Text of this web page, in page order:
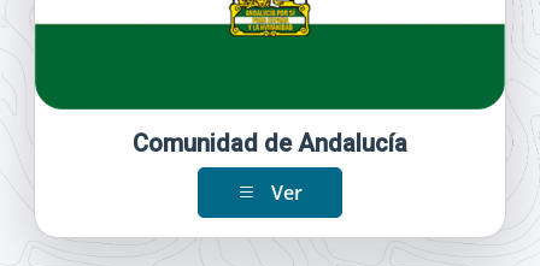
Comunidad de Andalucía
Ver